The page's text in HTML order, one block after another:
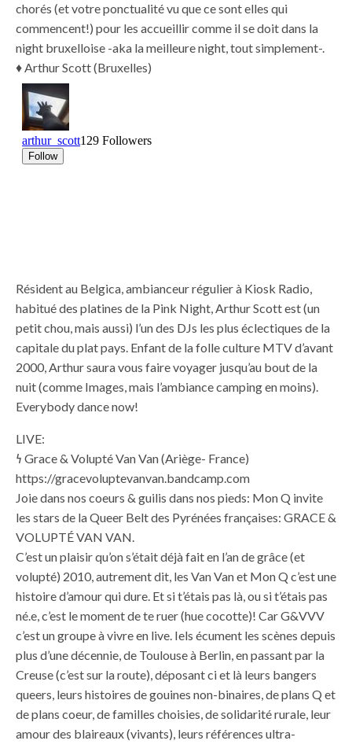
chorés (et votre ponctualité vu que ce sont elles qui
commencent!) pour les accueillir comme il se doit dans la
night bruxelloise -aka la meilleure night, tout simplement-.
♦︎ Arthur Scott (Bruxelles)
Résident au Belgica, ambianceur régulier à Kiosk Radio,
habitué des platines de la Pink Night, Arthur Scott est (un
petit chou, mais aussi) l’un des DJs les plus éclectiques de la
capitale du plat pays. Enfant de la folle culture MTV d’avant
2000, Arthur saura vous faire voyager jusqu’au bout de la
nuit (comme Images, mais l’ambiance camping en moins).
Everybody dance now!
LIVE:
𐓏 Grace & Volupté Van Van (Ariège- France)
https://gracevoluptevanvan.bandcamp.com
Joie dans nos coeurs & guilis dans nos pieds: Mon Q invite
les stars de la Queer Belt des Pyrénées françaises: GRACE &
VOLUPTÉ VAN VAN.
C’est un plaisir qu’on s’était déjà fait en l’an de grâce (et
volupté) 2010, autrement dit, les Van Van et Mon Q c’est une
histoire d’amour qui dure. Et si t’étais pas là, ou si t’étais pas
né.e, c’est le moment de te ruer (hue cocotte)! Car G&VVV
c’est un groupe à vivre en live. Iels écument les scènes depuis
plus d’une décennie, de Toulouse à Berlin, en passant par la
Creuse (c’est sur la route), déposant ci et là leurs bangers
queers, leurs histoires de gouines non-binaires, de plans Q et
de plans coeur, de familles choisies, de solidarité rurale, leur
amour des blaireaux (vivants), leurs références ultra-